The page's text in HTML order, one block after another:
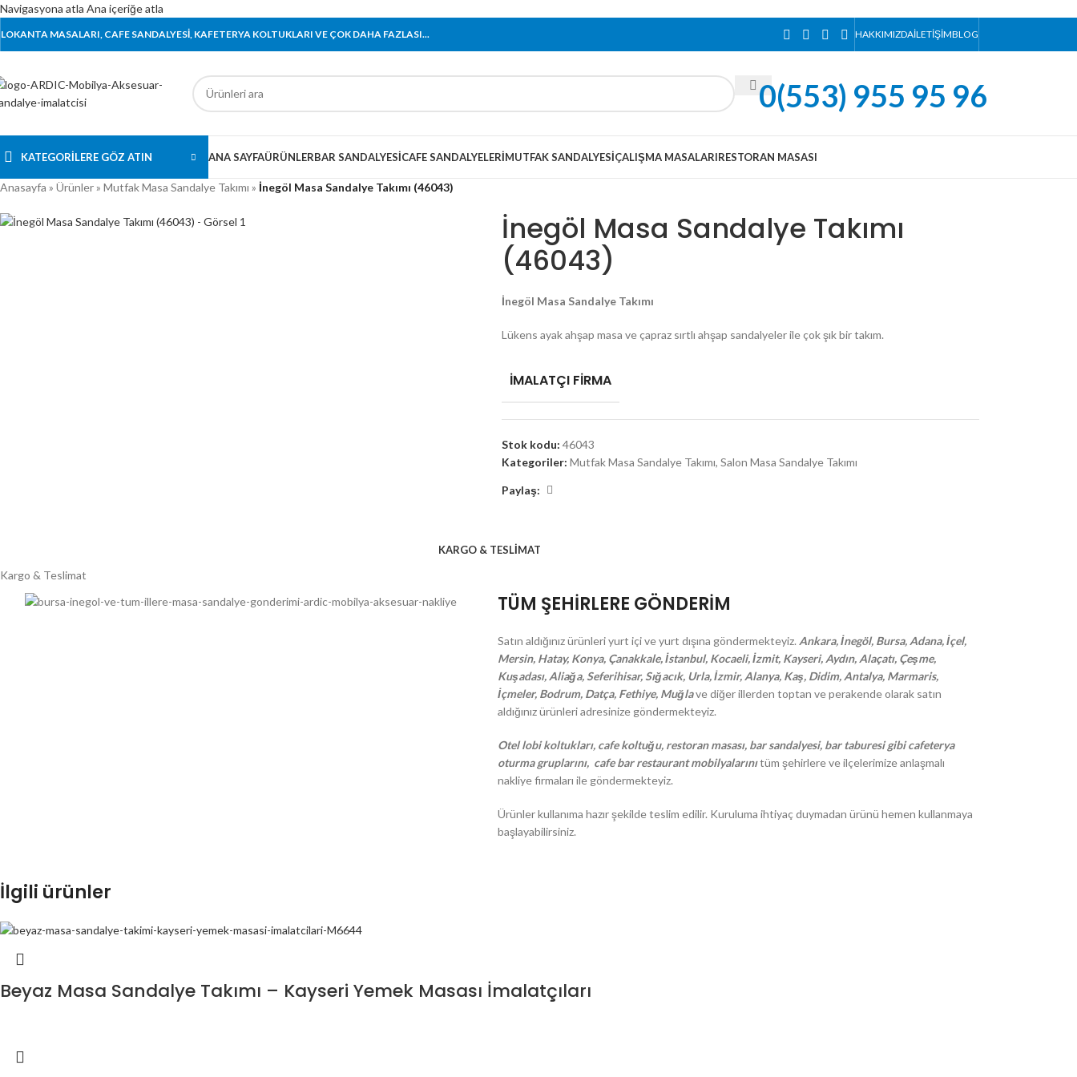
Navigasyona atla Ana içeriğe atla
LOKANTA MASALARI, CAFE SANDALYESİ, KAFETERYA KOLTUKLARI VE ÇOK DAHA FAZLASI... HAKKIMIZDAİLETIŞIMBLOG
0(553) 955 95 96
KATEGORILERE GÖZ ATIN ANA SAYFAÜRÜNLERBAR SANDALYESICAFE SANDALYELERIMUTFAK SANDALYESIÇALIŞMA MASALARIRESTORAN MASASI
Anasayfa » Ürünler» Mutfak Masa Sandalye Takımı » İnegöl Masa Sandalye Takımı (46043)
İnegöl Masa Sandalye Takımı
(46043)
İnegöl Masa Sandalye Takımı
Lükens ayak ahşap masa ve çapraz sırtlı ahşap sandalyeler ile çok şık bir takım.
İMALATÇI FIRMA
Stok kodu: 46043
Kategoriler: Mutfak Masa Sandalye Takımı, Salon Masa Sandalye Takımı
Paylaş:
KARGO & TESLIMAT
Kargo & Teslimat
TÜM ŞEHİRLERE GÖNDERİM
Satın aldığınız ürünleri yurt içi ve yurt dışına göndermekteyiz. Ankara, İnegöl, Bursa, Adana, İçel,
Mersin, Hatay, Konya, Çanakkale, İstanbul, Kocaeli, İzmit, Kayseri, Aydın, Alaçatı, Çeşme,
Kuşadası, Aliağa, Seferihisar, Sığacık, Urla, İzmir, Alanya, Kaş, Didim, Antalya, Marmaris,
İçmeler, Bodrum, Datça, Fethiye, Muğlave diğer illerden toptan ve perakende olarak satın
aldığınız ürünleri adresinize göndermekteyiz.
Otel lobi koltukları, cafe koltuğu, restoran masası, bar sandalyesi, bar taburesi gibi cafeterya
oturma gruplarını, cafe bar restaurant mobilyalarınıtüm şehirlere ve ilçelerimize anlaşmalı
nakliye firmaları ile göndermekteyiz.
Ürünler kullanıma hazır şekilde teslim edilir. Kuruluma ihtiyaç duymadan ürünü hemen kullanmaya
başlayabilirsiniz.
İlgili ürünler
Beyaz Masa Sandalye Takımı – Kayseri Yemek Masası İmalatçıları